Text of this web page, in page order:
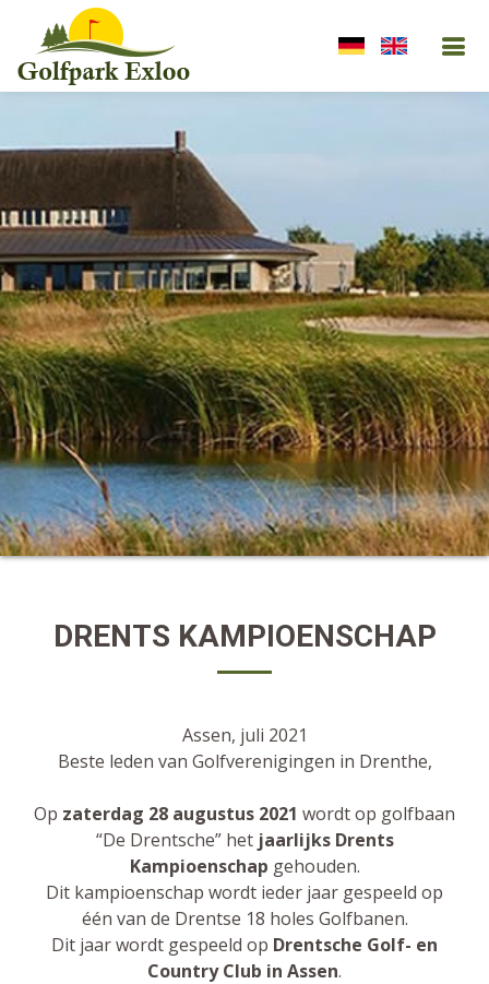
DRENTS KAMPIOENSCHAP
Assen, juli 2021
Beste leden van Golfverenigingen in Drenthe,
Op zaterdag 28 augustus 2021 wordt op golfbaan
“De Drentsche” het jaarlijks Drents
Kampioenschap gehouden.
Dit kampioenschap wordt ieder jaar gespeeld op
één van de Drentse 18 holes Golfbanen.
Dit jaar wordt gespeeld op Drentsche Golf- en
Country Club in Assen.